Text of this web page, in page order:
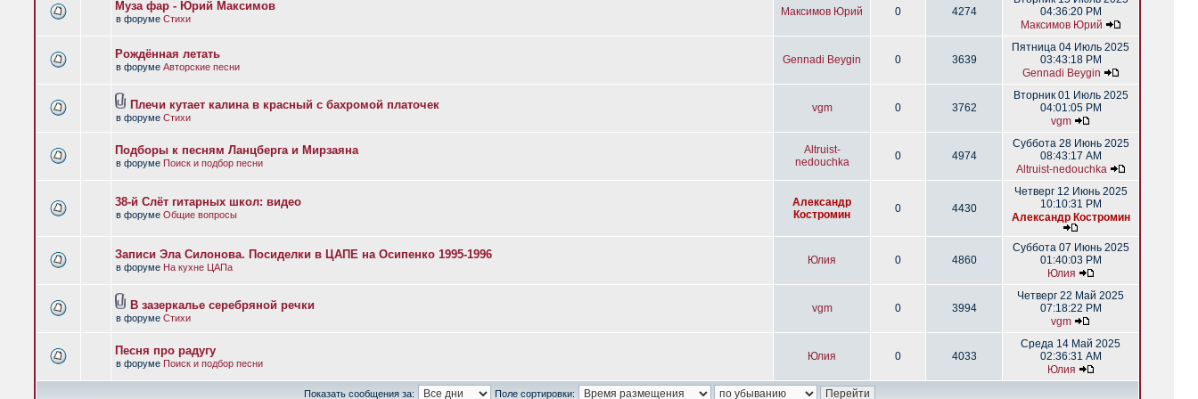
Муза фар - Юрий Максимов
в форуме Стихи
Максимов Юрий 0 4274
04:36:20 PM
Максимов Юрий
Рождённая летать
в форуме Авторские песни
Gennadi Beygin 0 3639
Пятница 04 Июль 2025
03:43:18 PM
Gennadi Beygin
Плечи кутает калина в красный с бахромой платочек
в форуме Стихи
vgm 0 3762
Вторник 01 Июль 2025
04:01:05 PM
vgm
Подборы к песням Ланцберга и Мирзаяна
в форуме Поиск и подбор песни
Altruist-
nedouchka
0 4974
Суббота 28 Июнь 2025
08:43:17 AM
Altruist-nedouchka
38-й Слёт гитарных школ: видео
в форуме Общие вопросы
Александр
Костромин
0 4430
Четверг 12 Июнь 2025
10:10:31 PM
Александр Костромин
Записи Эла Силонова. Посиделки в ЦАПЕ на Осипенко 1995-1996
в форуме На кухне ЦАПа
Юлия 0 4860
Суббота 07 Июнь 2025
01:40:03 PM
Юлия
В зазеркалье серебряной речки
в форуме Стихи
vgm 0 3994
Четверг 22 Май 2025
07:18:22 PM
vgm
Песня про радугу
в форуме Поиск и подбор песни
Юлия 0 4033
Среда 14 Май 2025
02:36:31 AM
Юлия
Показать сообщения за: Поле сортировки: